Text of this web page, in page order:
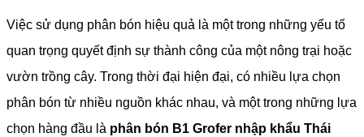
Việc sử dụng phân bón hiệu quả là một trong những yếu tố
quan trọng quyết định sự thành công của một nông trại hoặc
vườn trồng cây. Trong thời đại hiện đại, có nhiều lựa chọn
phân bón từ nhiều nguồn khác nhau, và một trong những lựa
chọn hàng đầu là phân bón B1 Grofer nhập khẩu Thái